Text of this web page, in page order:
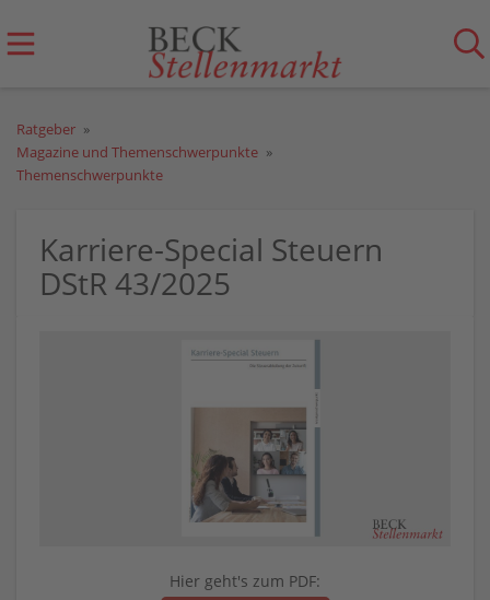
Ratgeber
Magazine und Themenschwerpunkte
Themenschwerpunkte
Karriere-Special Steuern
DStR 43/2025
Hier geht's zum PDF: